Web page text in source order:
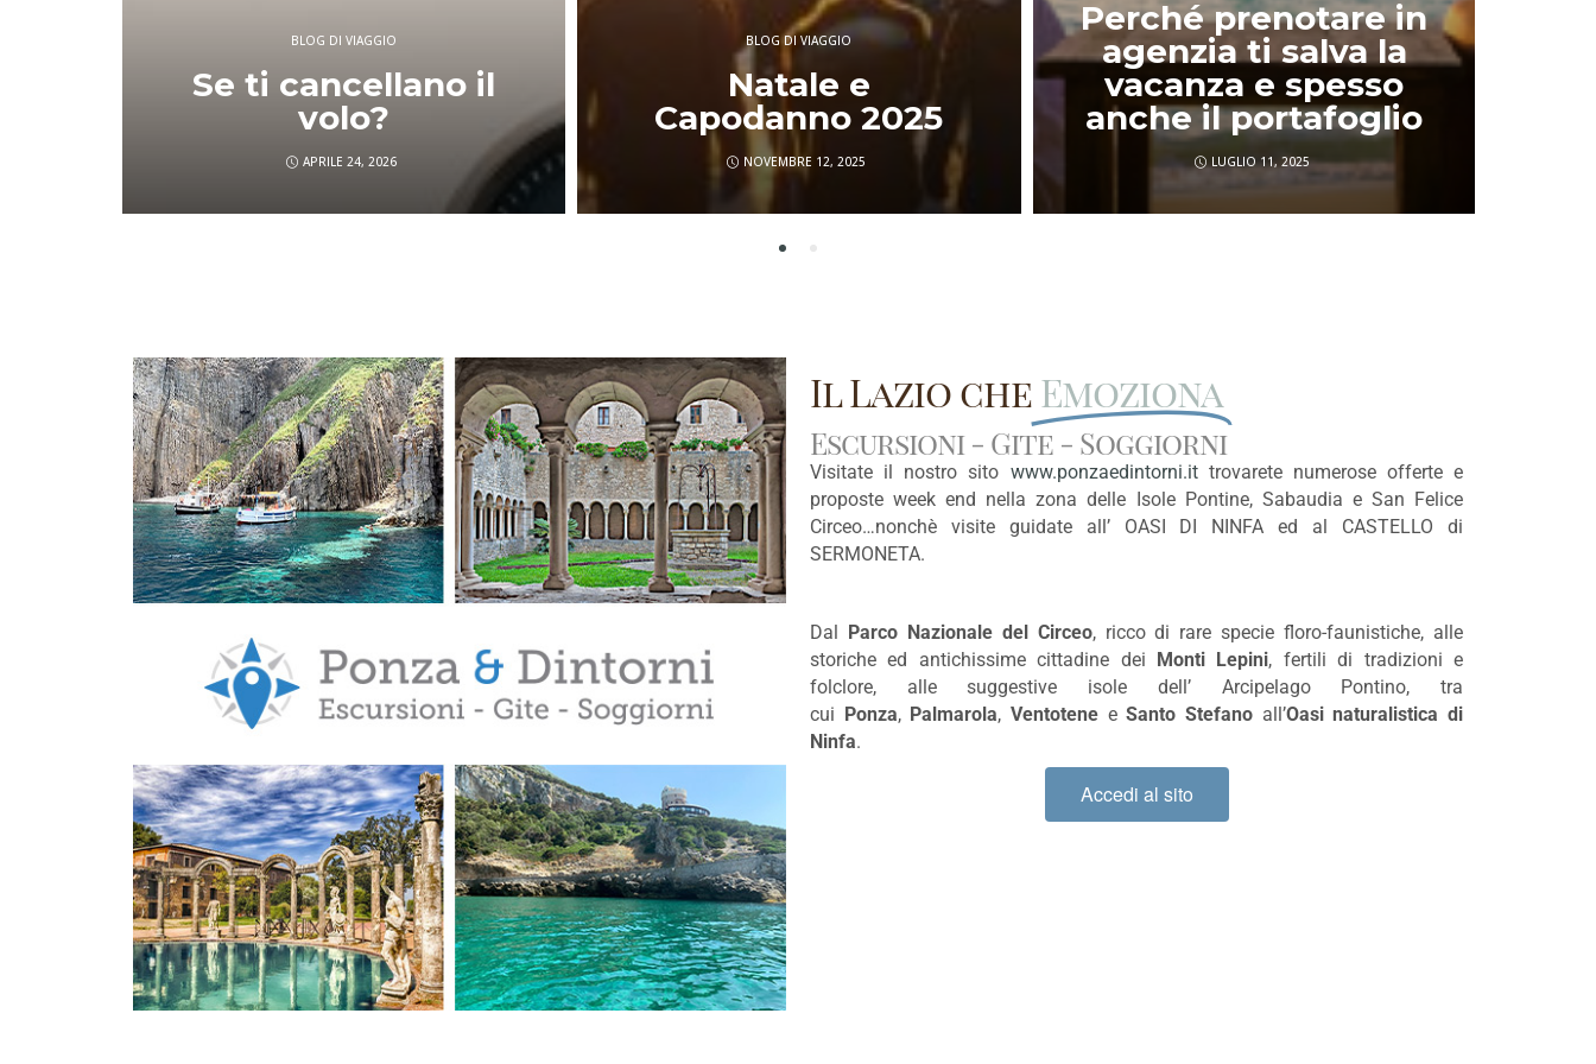
BLOG DI VIAGGIO
Natale e
Capodanno 2025
NOVEMBRE 12, 2025
Perché prenotare in
agenzia ti salva la
vacanza e spesso
anche il portafoglio
LUGLIO 11, 2025
con Viaggi
dell’Elefante:
Esclusiva Solo da
Noi!
AGOSTO 1, 2024
Il Lazio cheEmoziona
Escursioni - Gite - Soggiorni
Visitate il nostro sito www.ponzaedintorni.ittrovarete numerose offerte e
proposte week end nella zona delle Isole Pontine, Sabaudia e San Felice
Circeo…nonchè visite guidate all’ OASI DI NINFA ed al CASTELLO di
SERMONETA.
Dal Parco Nazionale del Circeo, ricco di rare specie floro-faunistiche, alle
storiche ed antichissime cittadine dei Monti Lepini, fertili di tradizioni e
folclore, alle suggestive isole dell’ Arcipelago Pontino, tra
cui Ponza, Palmarola,Ventotene eSanto Stefano all’Oasi naturalistica di
Ninfa.
Accedi al sito